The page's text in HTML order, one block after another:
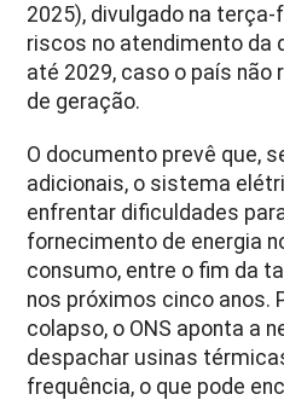
2025), divulgado na
riscos no atendimento da
até 2029, caso o país não
de geração.
O documento prevê que,
adicionais, o sistema
enfrentar dificuldades
fornecimento de energia
consumo, entre o fim da
nos próximos cinco anos.
colapso, o ONS aponta a
despachar usinas
frequência, o que pode